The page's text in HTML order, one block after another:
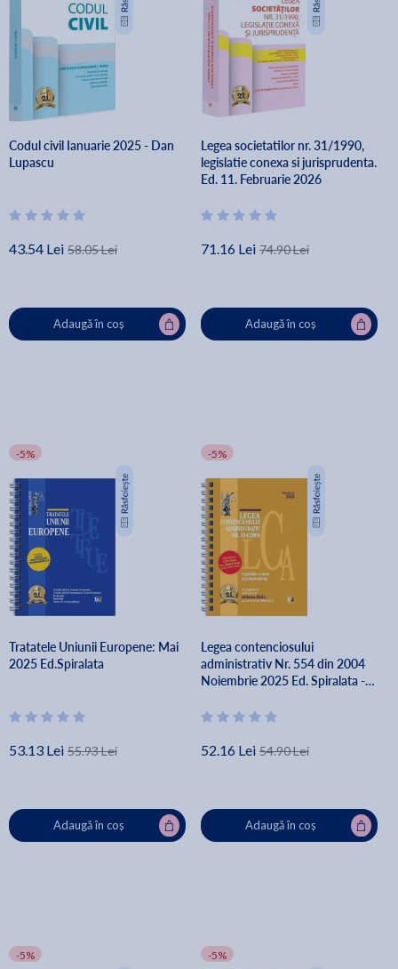
Codul civil Ianuarie 2025 - Dan
Lupascu
43.54 Lei 58.05 Lei
Adaugă în coș
Legea societatilor nr. 31/1990,
legislatie conexa si jurisprudenta.
Ed. 11. Februarie 2026
71.16 Lei 74.90 Lei
Adaugă în coș
-5%
Tratatele Uniunii Europene: Mai
2025 Ed.Spiralata
53.13 Lei 55.93 Lei
Adaugă în coș
-5%
Legea contenciosului
administrativ Nr. 554 din 2004
Noiembrie 2025 Ed. Spiralata -
52.16 Lei 54.90 Lei
Adaugă în coș
-5% -5%